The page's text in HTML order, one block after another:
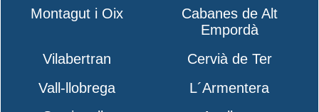
Montagut i Oix
Cabanes de Alt
Empordà
Vilabertran
Cervià de Ter
Vall-llobrega
L´Armentera